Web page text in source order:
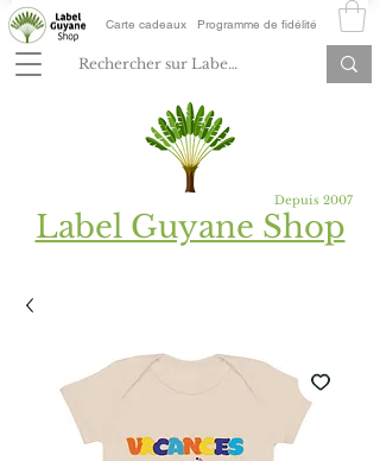
Carte cadeaux Programme de fidélité
Depuis 2007
Label Guyane Shop